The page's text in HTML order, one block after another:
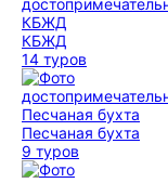
КБЖД
14 туров
Песчаная бухта
9 туров